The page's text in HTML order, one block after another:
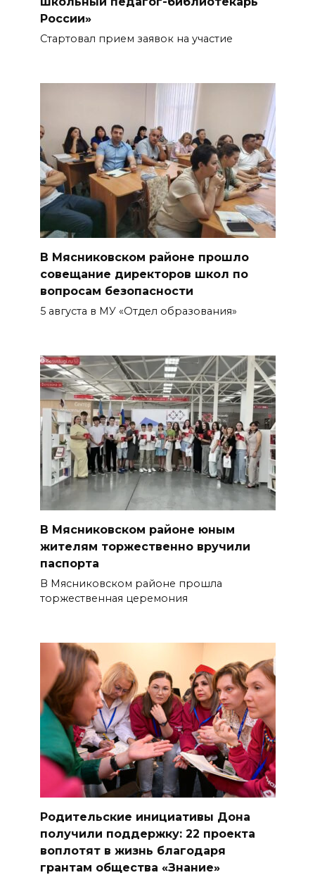
России»
Стартовал прием заявок на участие
В Мясниковском районе прошло
совещание директоров школ по
вопросам безопасности
5 августа в МУ «Отдел образования»
В Мясниковском районе юным
жителям торжественно вручили
паспорта
В Мясниковском районе прошла
торжественная церемония
Родительские инициативы Дона
получили поддержку: 22 проекта
воплотят в жизнь благодаря
грантам общества «Знание»